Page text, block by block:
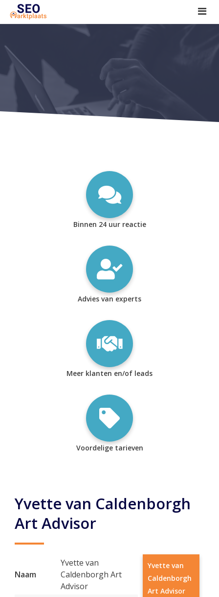
SEO tools reviews
Marketeer bij jou in de buurt?
Offerte
1. Seo voor beginners +
2. Onderzoeken +
Binnen 24 uur reactie
Advies van experts
Meer klanten en/of leads
Voordelige tarieven
Yvette van Caldenborgh
Art Advisor
Naam
Yvette van
Caldenborgh Art
Advisor
Yvette van
Caldenborgh
Art Advisor